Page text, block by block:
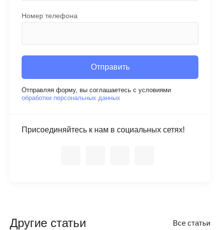
Номер телефона
Отправить
Отправляя форму, вы соглашаетесь с условиями
обработки персональных данных
Присоединяйтесь к нам в социальных сетях!
Другие статьи Все статьи